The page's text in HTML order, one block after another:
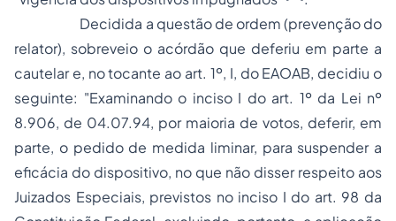
Decidida a questão de ordem (prevenção do
relator), sobreveio o acórdão que deferiu em parte a
cautelar e, no tocante ao art. 1º, I, do EAOAB, decidiu o
seguinte: "Examinando o inciso I do art. 1º da Lei nº
8.906, de 04.07.94, por maioria de votos, deferir, em
parte, o pedido de medida liminar, para suspender a
eficácia do dispositivo, no que não disser respeito aos
Juizados Especiais, previstos no inciso I do art. 98 da